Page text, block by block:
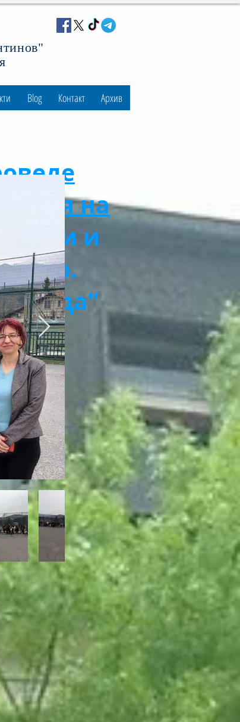
Blog Контакт Архив
на
и